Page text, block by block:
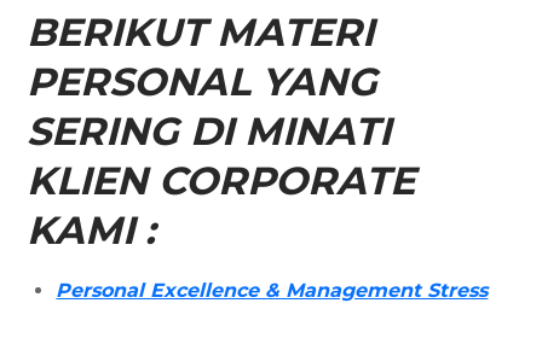
BERIKUT MATERI
PERSONAL YANG
SERING DI MINATI
KLIEN CORPORATE
KAMI :
Personal Excellence & Management Stress